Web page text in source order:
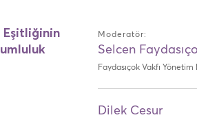
Eşitliğinin
Moderatör:
Selcen
Faydasıçok Vakfı Yönetim
Dilek Cesur